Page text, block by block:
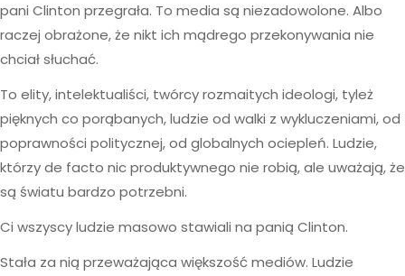
pani Clinton przegrała. To media są niezadowolone. Albo
raczej obrażone, że nikt ich mądrego przekonywania nie
chciał słuchać.
To elity, intelektualiści, twórcy rozmaitych ideologi, tyleż
pięknych co porąbanych, ludzie od walki z wykluczeniami, od
poprawności politycznej, od globalnych ociepleń. Ludzie,
którzy de facto nic produktywnego nie robią, ale uważają, że
są światu bardzo potrzebni.
Ci wszyscy ludzie masowo stawiali na panią Clinton.
Stała za nią przeważająca większość mediów. Ludzie